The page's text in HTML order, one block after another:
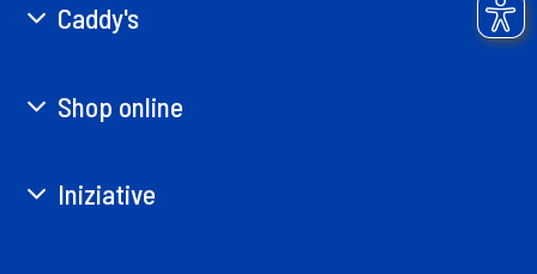
Caddy's
Shop online
Iniziative